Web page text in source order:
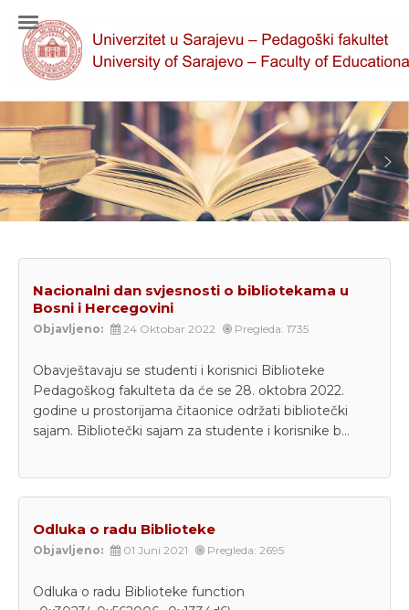
Nacionalni dan svjesnosti o bibliotekama u
Bosni i Hercegovini
Objavljeno: 24 Oktobar 2022 Pregleda: 1735
Obavještavaju se studenti i korisnici Biblioteke
Pedagoškog fakulteta da će se 28. oktobra 2022.
godine u prostorijama čitaonice održati bibliotečki
sajam. Bibliotečki sajam za studente i korisnike b...
Odluka o radu Biblioteke
Objavljeno: 01 Juni 2021 Pregleda: 2695
Odluka o radu Biblioteke function